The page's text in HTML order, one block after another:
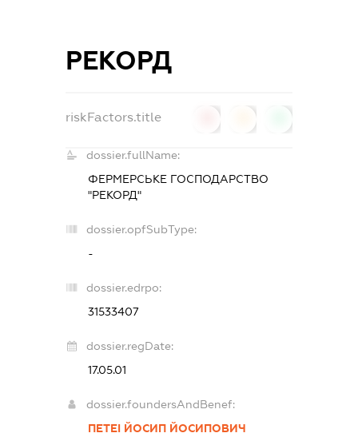
РЕКОРД
riskFactors.title
dossier.fullName:
ФЕРМЕРСЬКЕ ГОСПОДАРСТВО
"РЕКОРД"
dossier.opfSubType:
-
dossier.edrpo:
31533407
dossier.regDate:
17.05.01
dossier.foundersAndBenef:
ПЕТЕІ ЙОСИП ЙОСИПОВИЧ